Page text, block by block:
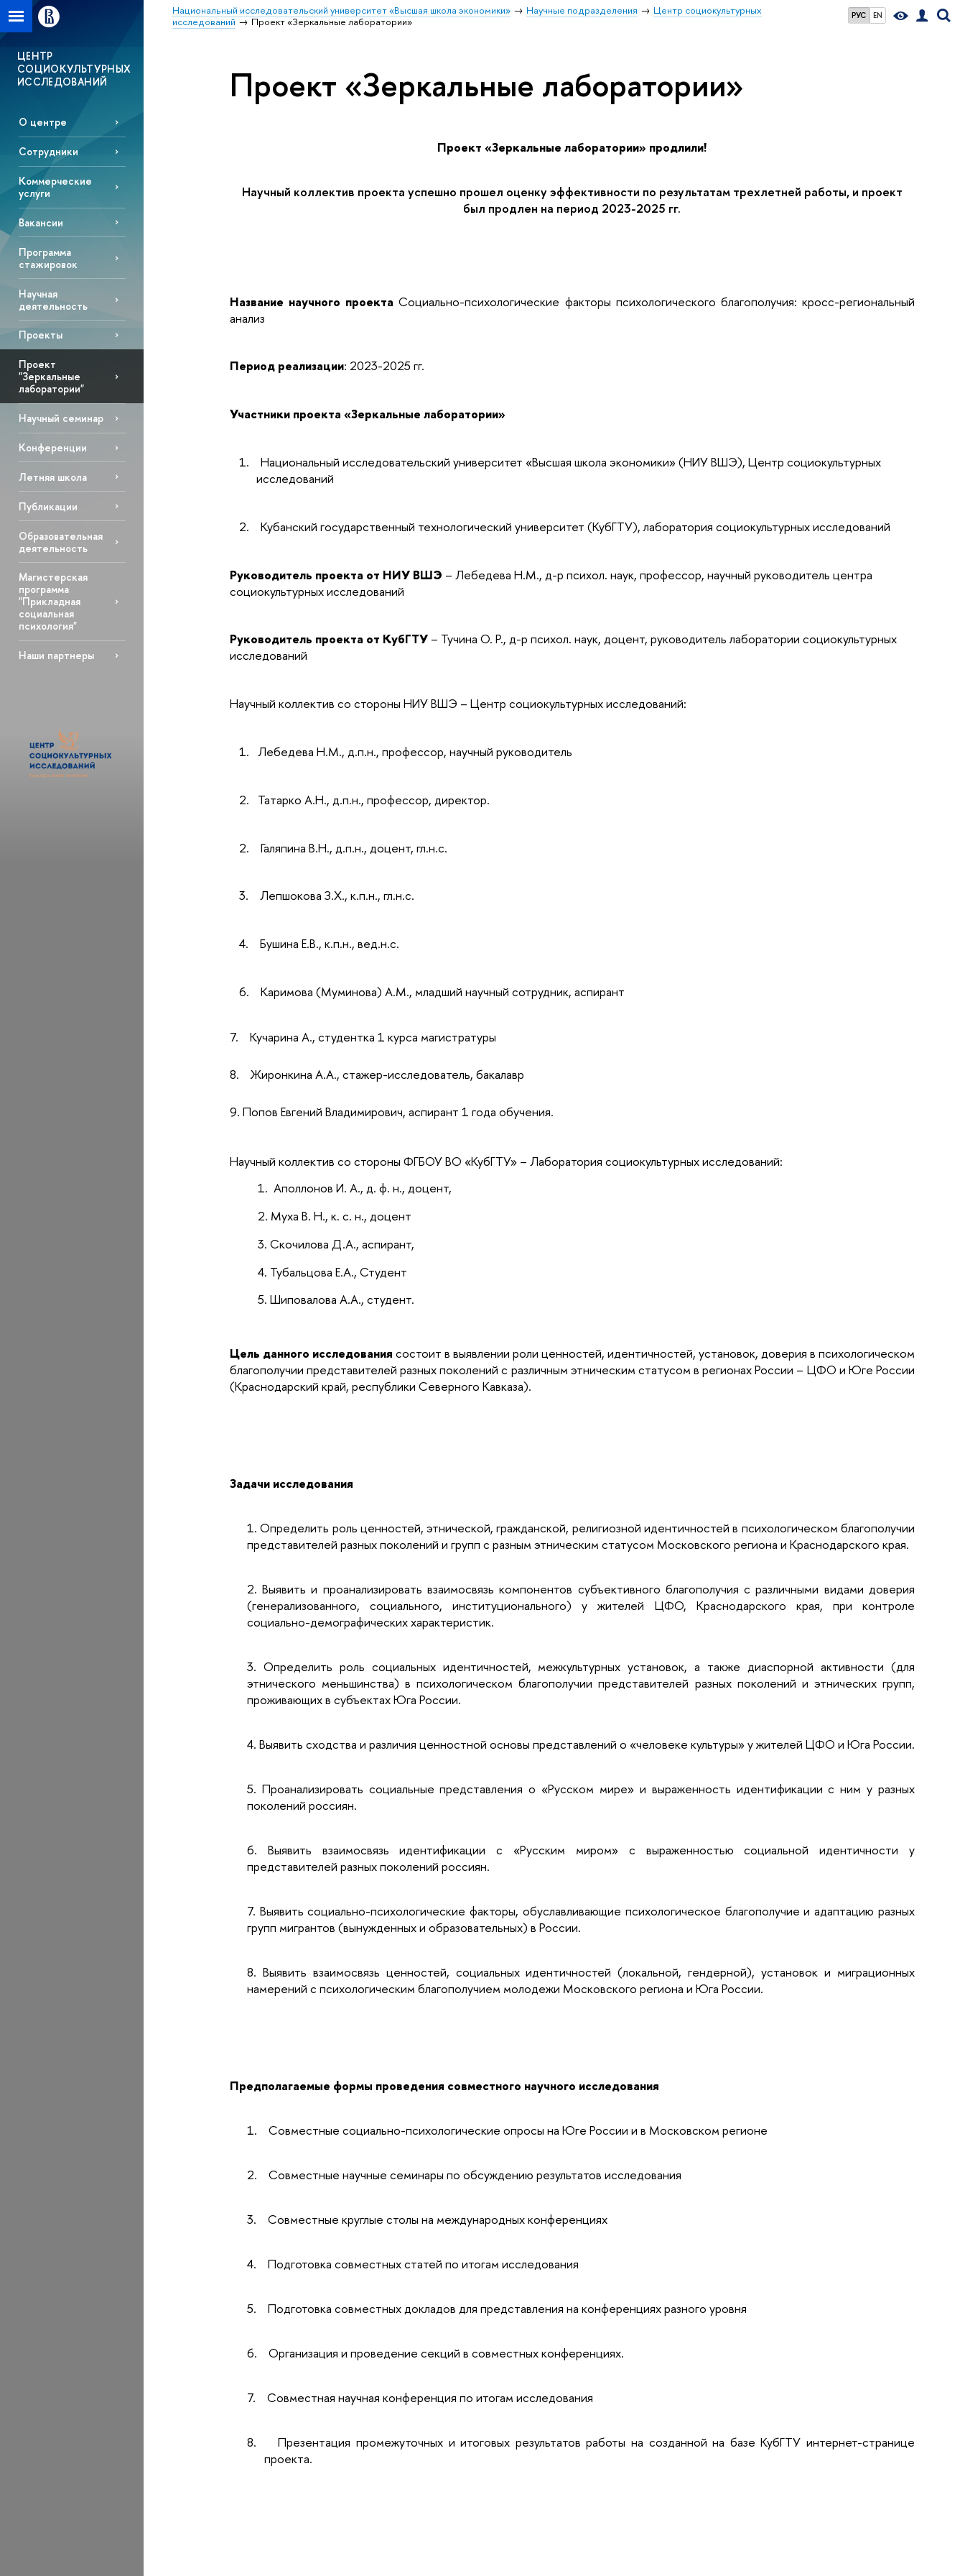
РУС EN
Национальный исследовательский университет «Высшая школа экономики» Научные подразделения
Центр социокультурных
исследований
Проект «Зеркальные лаборатории»
ЦЕНТР
СОЦИОКУЛЬТУРНЫХ
ИССЛЕДОВАНИЙ
О центре
Сотрудники
Коммерческие
услуги
Вакансии
Программа
стажировок
Научная
деятельность
Проекты
Проект
"Зеркальные
лаборатории"
Научный семинар
Конференции
Летняя школа
Публикации
Образовательная
деятельность
Магистерская
программа
"Прикладная
социальная
психология"
Наши партнеры
Проект «Зеркальные лаборатории»
Проект «Зеркальные лаборатории» продлили!
Научный коллектив проекта успешно прошел оценку эффективности по результатам трехлетней работы, и проект
был продлен на период 2023-2025 гг.
Название научного проекта Социально-психологические факторы психологического благополучия: кросс-региональный
анализ
Период реализации: 2023-2025 гг.
Участники проекта «Зеркальные лаборатории»
1.
Национальный исследовательский университет «Высшая школа экономики» (НИУ ВШЭ), Центр социокультурных
исследований
2. Кубанский государственный технологический университет (КубГТУ), лаборатория социокультурных исследований
Руководитель проекта от НИУ ВШЭ – Лебедева Н.М., д-р психол. наук, профессор, научный руководитель центра
социокультурных исследований
Руководитель проекта от КубГТУ– Тучина О. Р., д-р психол. наук, доцент, руководитель лаборатории социокультурных
исследований
Научный коллектив со стороны НИУ ВШЭ – Центр социокультурных исследований:
1. Лебедева Н.М., д.п.н., профессор, научный руководитель
2. Татарко А.Н., д.п.н., профессор, директор.
2. Галяпина В.Н., д.п.н., доцент, гл.н.с.
3. Лепшокова З.Х., к.п.н., гл.н.с.
4. Бушина Е.В., к.п.н., вед.н.с.
6. Каримова (Муминова) А.М., младший научный сотрудник, аспирант
7. Кучарина А., студентка 1 курса магистратуры
8. Жиронкина А.А., стажер-исследователь, бакалавр
9. Попов Евгений Владимирович, аспирант 1 года обучения.
Научный коллектив со стороны ФГБОУ ВО «КубГТУ» – Лаборатория социокультурных исследований:
Аполлонов И. А., д. ф. н., доцент,
Муха В. Н., к. с. н., доцент
Скочилова Д.А., аспирант,
Тубальцова Е.А., Студент
Шиповалова А.А., студент.
Цель данного исследования состоит в выявлении роли ценностей, идентичностей, установок, доверия в психологическом
благополучии представителей разных поколений с различным этническим статусом в регионах России – ЦФО и Юге России
(Краснодарский край, республики Северного Кавказа).
Задачи исследования
1. Определить роль ценностей, этнической, гражданской, религиозной идентичностей в психологическом благополучии
представителей разных поколений и групп с разным этническим статусом Московского региона и Краснодарского края.
2. Выявить и проанализировать взаимосвязь компонентов субъективного благополучия с различными видами доверия
(генерализованного, социального, институционального) у жителей ЦФО, Краснодарского края, при контроле
социально-демографических характеристик.
3. Определить роль социальных идентичностей, межкультурных установок, а также диаспорной активности (для
этнического меньшинства) в психологическом благополучии представителей разных поколений и этнических групп,
проживающих в субъектах Юга России.
4. Выявить сходства и различия ценностной основы представлений о «человеке культуры» у жителей ЦФО и Юга России.
5. Проанализировать социальные представления о «Русском мире» и выраженность идентификации с ним у разных
поколений россиян.
6. Выявить взаимосвязь идентификации с «Русским миром» с выраженностью социальной идентичности у
представителей разных поколений россиян.
7. Выявить социально-психологические факторы, обуславливающие психологическое благополучие и адаптацию разных
групп мигрантов (вынужденных и образовательных) в России.
8. Выявить взаимосвязь ценностей, социальных идентичностей (локальной, гендерной), установок и миграционных
намерений с психологическим благополучием молодежи Московского региона и Юга России.
Предполагаемые формы проведения совместного научного исследования
1. Совместные социально-психологические опросы на Юге России и в Московском регионе
2. Совместные научные семинары по обсуждению результатов исследования
3. Совместные круглые столы на международных конференциях
4. Подготовка совместных статей по итогам исследования
5. Подготовка совместных докладов для представления на конференциях разного уровня
6. Организация и проведение секций в совместных конференциях.
7. Совместная научная конференция по итогам исследования
8.
Презентация промежуточных и итоговых результатов работы на созданной на базе КубГТУ интернет-странице
проекта.